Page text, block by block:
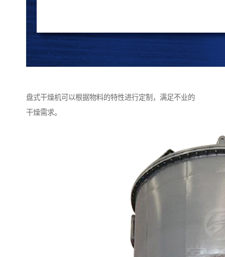
盘式干燥机可以根据物料的特性进行定制，满足不业的
干燥需求。